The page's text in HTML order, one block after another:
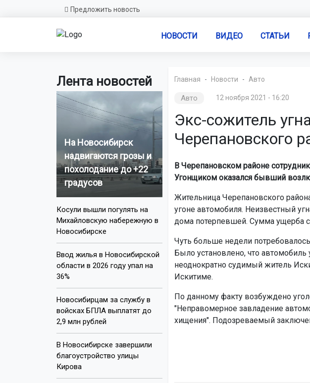
Предложить новость
НОВОСТИ ВИДЕО СТАТЬИ
Лента новостей
На Новосибирск
надвигаются грозы и
похолодание до +22
градусов
Косули вышли погулять на
Михайловскую набережную в
Новосибирске
Ввод жилья в Новосибирской
области в 2026 году упал на
36%
Новосибирцам за службу в
войсках БПЛА выплатят до
2,9 млн рублей
В Новосибирске завершили
благоустройство улицы
Кирова
Главная Новости Авто
Авто 12 ноября 2021 - 16:20
Экс-сожитель
Черепановского
В Черепановском районе
Угонщиком оказался бывший
Жительница Черепановского
угоне автомобиля. Неизвестный
дома потерпевшей. Сумма ущерба
Чуть больше недели
Было установлено, что
неоднократно судимый житель
Искитиме.
По данному факту возбуждено
"Неправомерное завладение
хищения". Подозреваемый